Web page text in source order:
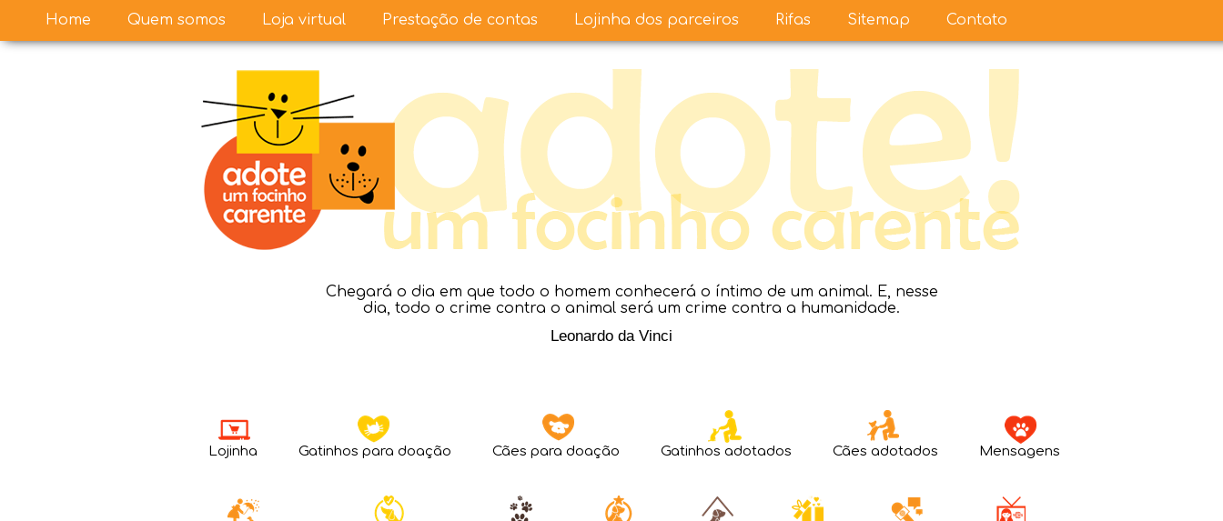
Chegará o dia em que todo o homem conhecerá o íntimo de um animal. E, nesse
dia, todo o crime contra o animal será um crime contra a humanidade.
Leonardo da Vinci
Lojinha Gatinhos para doação Cães para doação Gatinhos adotados Cães adotados Mensagens
Home Quem somos Loja virtual Prestação de contas Lojinha dos parceiros Rifas Sitemap Contato